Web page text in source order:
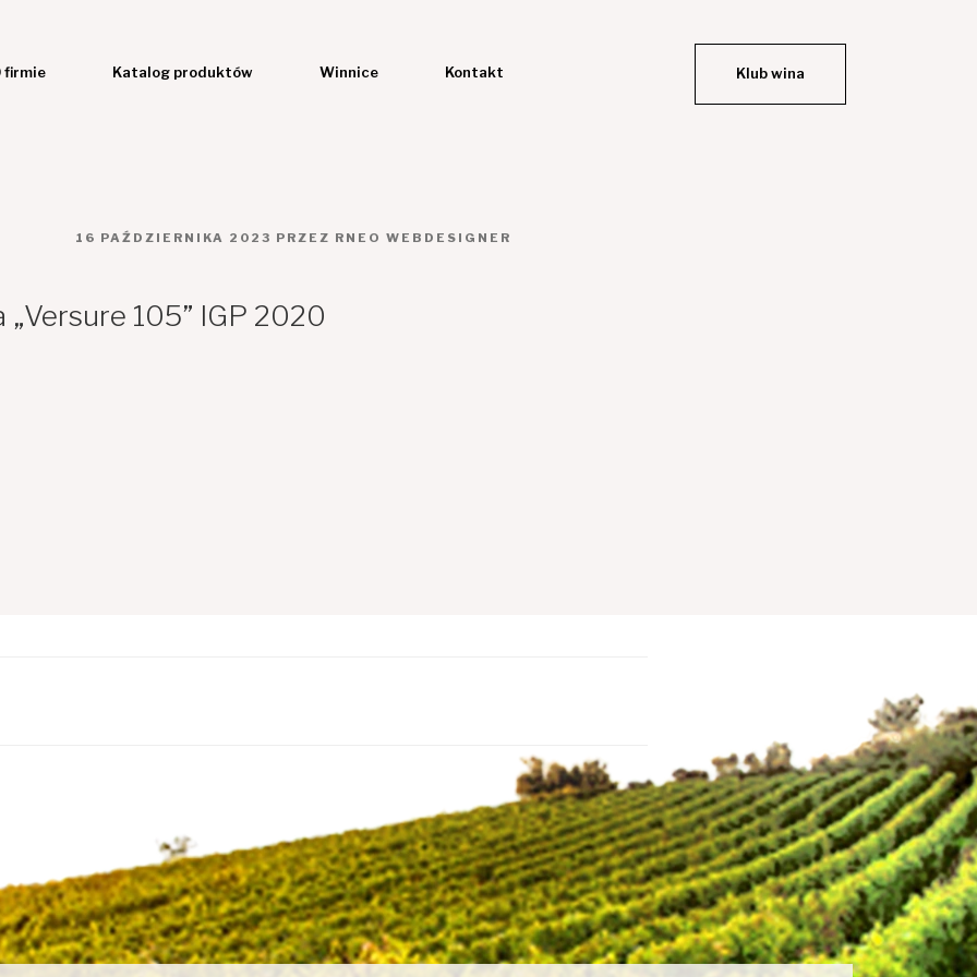
firmie Katalog produktów Winnice Kontakt Klub wina
OPUBLIKOWANE
16 PAŹDZIERNIKA 2023 PRZEZ RNEO WEBDESIGNER
„Versure 105” IGP 2020